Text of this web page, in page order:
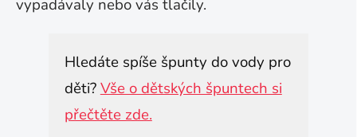
vypadávaly nebo vás tlačily.
Hledáte spíše špunty do vody pro
děti?Vše o dětských špuntech si
přečtěte zde.